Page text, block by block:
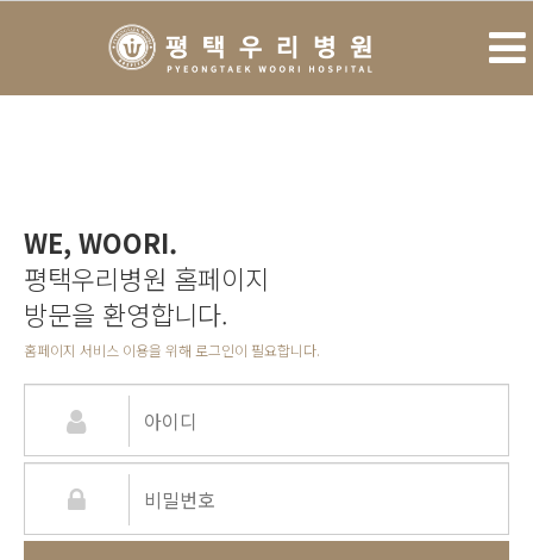
WE, WOORI.
평택우리병원 홈페이지
방문을 환영합니다.
홈페이지 서비스 이용을 위해 로그인이 필요합니다.